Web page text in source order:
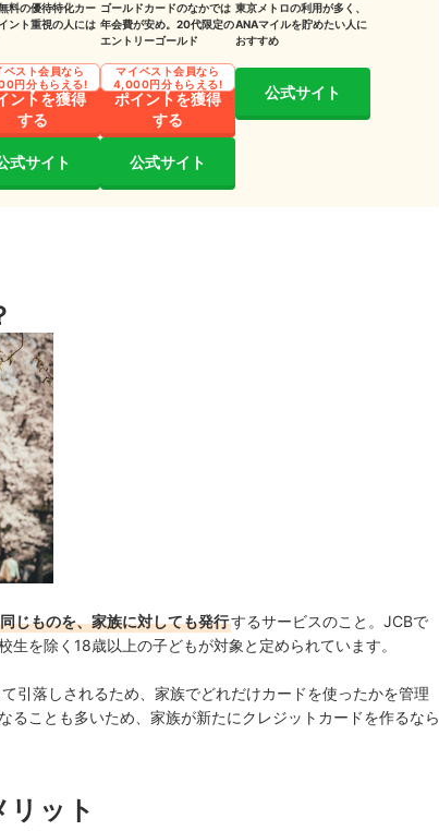
料の優待特化カー
ント重視の人には
ントを獲得
する
ベスト会員なら
円分もらえる!
式サイト
ゴールドカードのなかでは
年会費が安め。20代限定の
エントリーゴールド
ポイントを獲得
する
マイベスト会員なら
4,000円分もらえる!
公式サイト
東京メトロの利用が多く、
ANAマイルを貯めたい人に
おすすめ
公式サイト
じものを、家族に対しても発行するサービスのこと。JCBで
を除く18歳以上の子どもが対象と定められています。
て引落しされるため、家族でどれだけカードを使ったかを管理
ることも多いため、家族が新たにクレジットカードを作るなら
ット